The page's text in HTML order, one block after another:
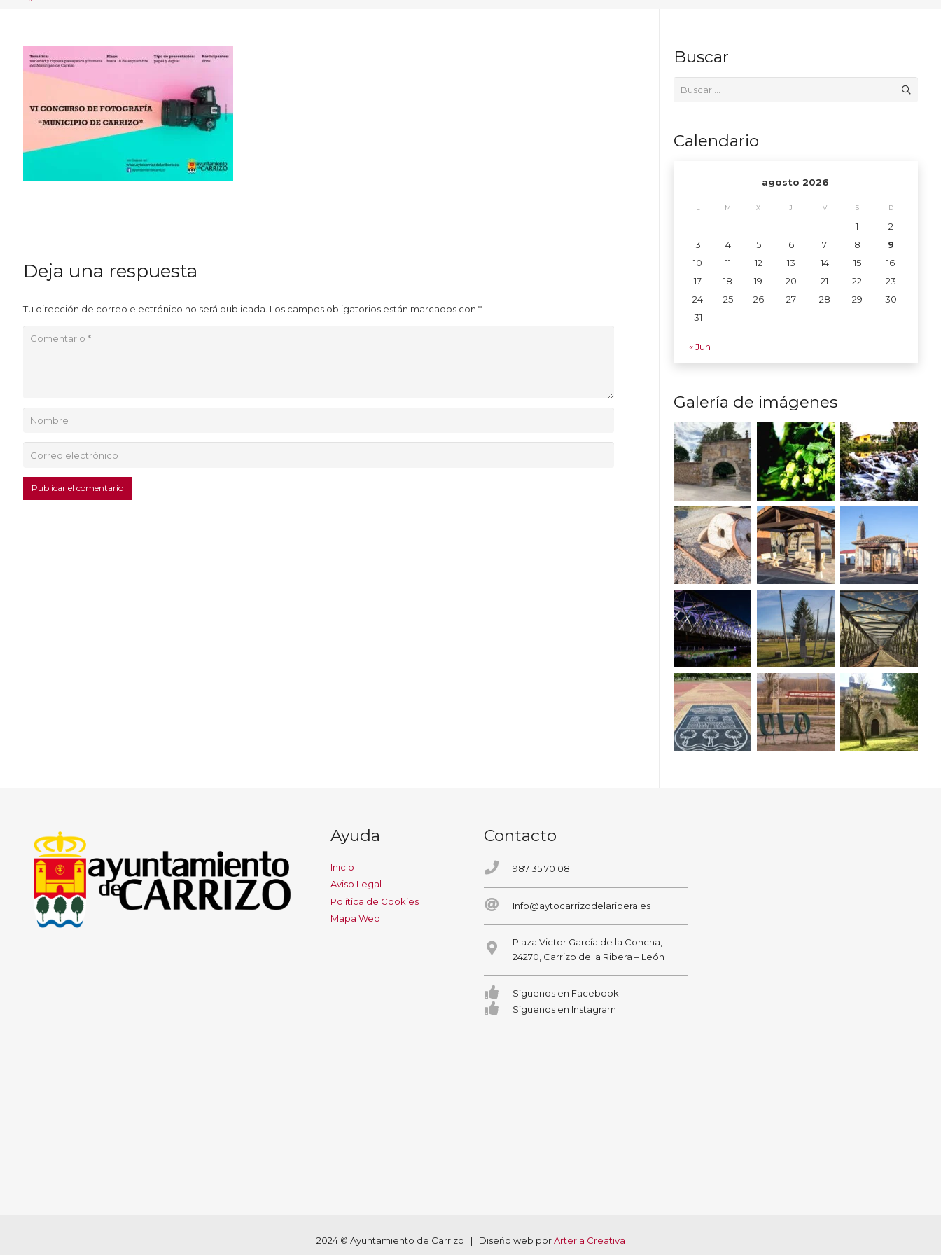
Deja una respuesta
Tu dirección de correo electrónico no será publicada. Los campos obligatorios están marcados con *
Publicar el comentario
Buscar
Calendario
agosto 2026
L M X J V S D
1
2
3
4 5 6 7 8
9
10
11 12 13 14 15
16
17
18 19 20 21 22
23
24
25 26 27 28 29
30
31
« Jun
Galería de imágenes
Ayuda
Inicio
Aviso Legal
Política de Cookies
Mapa Web
Contacto
987 35 70 08
Info@aytocarrizodelaribera.es
Plaza Victor García de la Concha,
24270, Carrizo de la Ribera – León
Síguenos en Facebook
Síguenos en Instagram
2024 © Ayuntamiento de Carrizo | Diseño web porArteria Creativa